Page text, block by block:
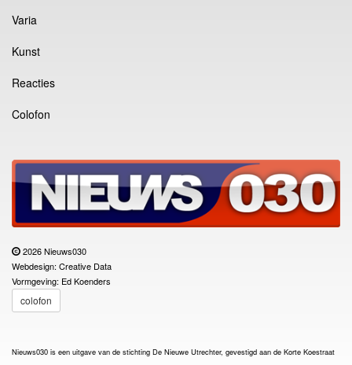
Varia
Kunst
Reacties
Colofon
2026 Nieuws030
Webdesign: Creative Data
Vormgeving: Ed Koenders
colofon
Nieuws030 is een uitgave van de stichting De Nieuwe Utrechter, gevestigd aan de Korte Koestraat